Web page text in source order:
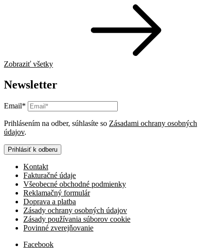
Zobraziť všetky
Newsletter
Email*
Prihlásením na odber, súhlasíte so Zásadami ochrany osobných
údajov.
Prihlásiť k odberu
Kontakt
Fakturačné údaje
Všeobecné obchodné podmienky
Reklamačný formulár
Doprava a platba
Zásady ochrany osobných údajov
Zásady používania súborov cookie
Povinné zverejňovanie
Facebook